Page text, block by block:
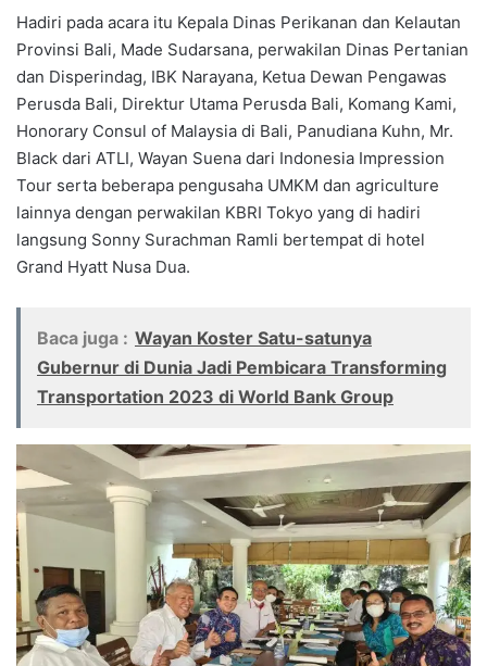
Hadiri pada acara itu Kepala Dinas Perikanan dan Kelautan
Provinsi Bali, Made Sudarsana, perwakilan Dinas Pertanian
dan Disperindag, IBK Narayana, Ketua Dewan Pengawas
Perusda Bali, Direktur Utama Perusda Bali, Komang Kami,
Honorary Consul of Malaysia di Bali, Panudiana Kuhn, Mr.
Black dari ATLI, Wayan Suena dari Indonesia Impression
Tour serta beberapa pengusaha UMKM dan agriculture
lainnya dengan perwakilan KBRI Tokyo yang di hadiri
langsung Sonny Surachman Ramli bertempat di hotel
Grand Hyatt Nusa Dua.
Baca juga : Wayan Koster Satu-satunya
Gubernur di Dunia Jadi Pembicara Transforming
Transportation 2023 di World Bank Group